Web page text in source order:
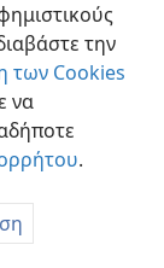
την
των Cookies
να
.